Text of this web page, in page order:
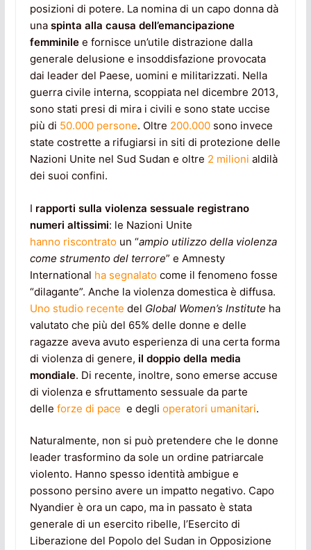
posizioni di potere. La nomina di un capo donna dà
una spinta alla causa dell’emancipazione
femminilee fornisce un’utile distrazione dalla
generale delusione e insoddisfazione provocata
dai leader del Paese, uomini e militarizzati. Nella
guerra civile interna, scoppiata nel dicembre 2013,
sono stati presi di mira i civili e sono state uccise
più di 50.000 persone. Oltre 200.000sono invece
state costrette a rifugiarsi in siti di protezione delle
Nazioni Unite nel Sud Sudan e oltre 2 milioni aldilà
dei suoi confini.
I rapporti sulla violenza sessuale registrano
numeri altissimi: le Nazioni Unite
hanno riscontratoun “ampio utilizzo della violenza
come strumento del terrore” e Amnesty
International ha segnalatocome il fenomeno fosse
“dilagante”. Anche la violenza domestica è diffusa.
Uno studio recente del Global Women’s Institute ha
valutato che più del 65% delle donne e delle
ragazze aveva avuto esperienza di una certa forma
di violenza di genere, il doppio della media
mondiale. Di recente, inoltre, sono emerse accuse
di violenza e sfruttamento sessuale da parte
delle forze di pace e degli operatori umanitari.
Naturalmente, non si può pretendere che le donne
leader trasformino da sole un ordine patriarcale
violento. Hanno spesso identità ambigue e
possono persino avere un impatto negativo. Capo
Nyandier è ora un capo, ma in passato è stata
generale di un esercito ribelle, l’Esercito di
Liberazione del Popolo del Sudan in Opposizione